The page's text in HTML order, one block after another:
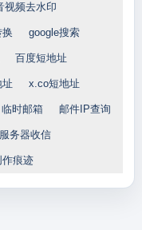
视频去水印
换 google搜索
百度短地址
x.co短地址
临时邮箱 邮件IP查询
务器收信
痕迹